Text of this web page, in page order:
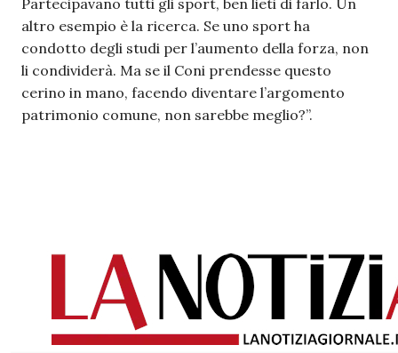
Partecipavano tutti gli sport, ben lieti di farlo. Un
altro esempio è la ricerca. Se uno sport ha
condotto degli studi per l’aumento della forza, non
li condividerà. Ma se il Coni prendesse questo
cerino in mano, facendo diventare l’argomento
patrimonio comune, non sarebbe meglio?”.